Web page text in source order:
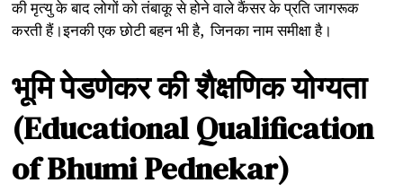
की मृत्यु के बाद लोगों को तंबाकू से होने वाले कैंसर के प्रति जागरूक
करती हैं।इनकी एक छोटी बहन भी है, जिनका नाम समीक्षा है।
भूमिपेडणेकरकीशैक्षणिकयोग्यता
(Educational Qualification
of Bhumi Pednekar)